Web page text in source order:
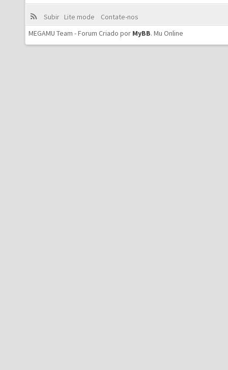
Subir Lite mode
Contate-nos
MEGAMU Team - Forum Criado por MyBB. Mu Online